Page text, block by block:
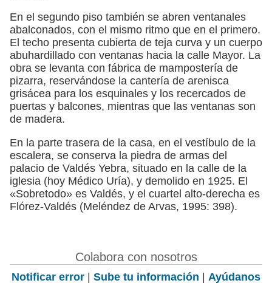
En el segundo piso también se abren ventanales
abalconados, con el mismo ritmo que en el primero.
El techo presenta cubierta de teja curva y un cuerpo
abuhardillado con ventanas hacia la calle Mayor. La
obra se levanta con fábrica de mampostería de
pizarra, reservándose la cantería de arenisca
grisácea para los esquinales y los recercados de
puertas y balcones, mientras que las ventanas son
de madera.
En la parte trasera de la casa, en el vestíbulo de la
escalera, se conserva la piedra de armas del
palacio de Valdés Yebra, situado en la calle de la
iglesia (hoy Médico Uría), y demolido en 1925. El
«Sobretodo» es Valdés, y el cuartel alto-derecha es
Flórez-Valdés (Meléndez de Arvas, 1995: 398).
Colabora con nosotros
Notificar error | Sube tu información | Ayúdanos